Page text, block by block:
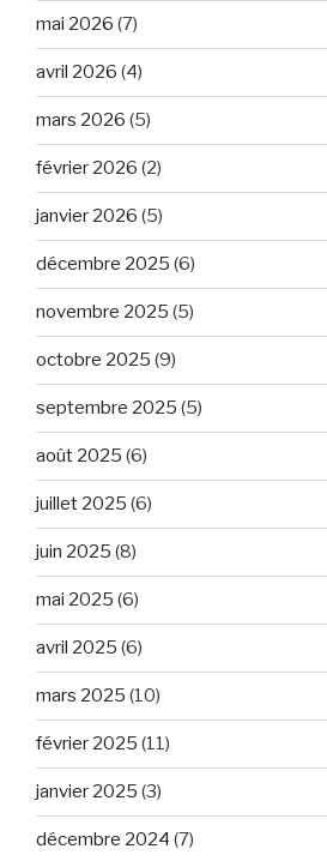
mai 2026 (7)
avril 2026 (4)
mars 2026 (5)
février 2026 (2)
janvier 2026 (5)
décembre 2025 (6)
novembre 2025 (5)
octobre 2025 (9)
septembre 2025 (5)
août 2025 (6)
juillet 2025 (6)
juin 2025 (8)
mai 2025 (6)
avril 2025 (6)
mars 2025 (10)
février 2025 (11)
janvier 2025 (3)
décembre 2024 (7)